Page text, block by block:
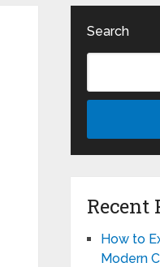
Search
Recent
How to
Modern